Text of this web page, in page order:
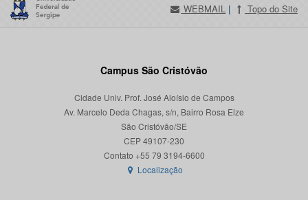
WEBMAIL | Topo do Site
Campus São Cristóvão
Cidade Univ. Prof. José Aloísio de Campos
Av. Marcelo Deda Chagas, s/n, Bairro Rosa Elze
São Cristóvão/SE
CEP 49107-230
Localização